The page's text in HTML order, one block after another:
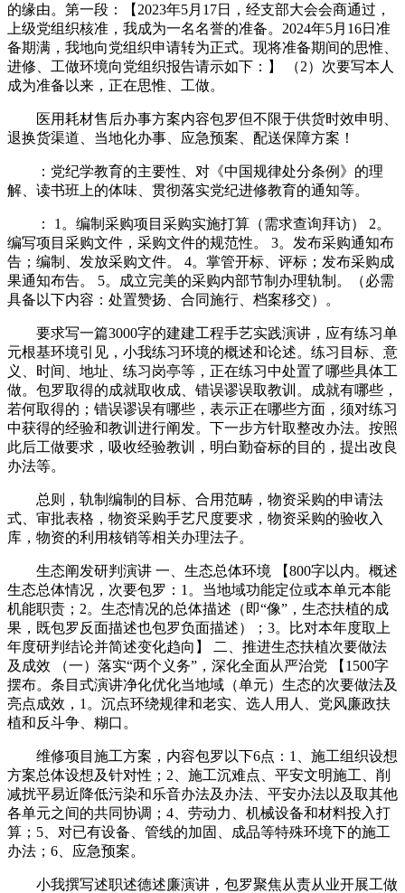
的缘由。第一段：【2023年5月17日，经支部大会会商通过，
上级党组织核准，我成为一名名誉的准备。2024年5月16日准
备期满，我地向党组织申请转为正式。现将准备期间的思惟、
进修、工做环境向党组织报告请示如下：】 （2）次要写本人
成为准备以来，正在思惟、工做。
医用耗材售后办事方案内容包罗但不限于供货时效申明、
退换货渠道、当地化办事、应急预案、配送保障方案！
：党纪学教育的主要性、对《中国规律处分条例》的理
解、读书班上的体味、贯彻落实党纪进修教育的通知等。
： 1。编制采购项目采购实施打算（需求查询拜访） 2。
编写项目采购文件，采购文件的规范性。 3。发布采购通知布
告；编制、发放采购文件。 4。掌管开标、评标；发布采购成
果通知布告。 5。成立完美的采购内部节制办理轨制。（必需
具备以下内容：处置赞扬、合同施行、档案移交）。
要求写一篇3000字的建建工程手艺实践演讲，应有练习单
元根基环境引见，小我练习环境的概述和论述。练习目标、意
义、时间、地址、练习岗亭等，正在练习中处置了哪些具体工
做。包罗取得的成就取收成、错误谬误取教训。成就有哪些，
若何取得的；错误谬误有哪些，表示正在哪些方面，须对练习
中获得的经验和教训进行阐发。下一步方针取整改办法。按照
此后工做要求，吸收经验教训，明白勤奋标的目的，提出改良
办法等。
总则，轨制编制的目标、合用范畴，物资采购的申请法
式、审批表格，物资采购手艺尺度要求，物资采购的验收入
库，物资的利用核销等相关办理法子。
生态阐发研判演讲 一、生态总体环境 【800字以内。概述
生态总体情况，次要包罗：1。当地域功能定位或本单元本能
机能职责；2。生态情况的总体描述（即“像”，生态扶植的成
果，既包罗反面描述也包罗负面描述）；3。比对本年度取上
年度研判结论并简述变化趋向】 二、推进生态扶植次要做法
及成效 （一）落实“两个义务”，深化全面从严治党 【1500字
摆布。条目式演讲净化优化当地域（单元）生态的次要做法及
亮点成效，1。沉点环绕规律和老实、选人用人、党风廉政扶
植和反斗争、糊口。
维修项目施工方案，内容包罗以下6点：1、施工组织设想
方案总体设想及针对性；2、施工沉难点、平安文明施工、削
减扰平易近降低污染和乐音办法及办法、平安办法以及取其他
各单元之间的共同协调；4、劳动力、机械设备和材料投入打
算；5、对已有设备、管线的加固、成品等特殊环境下的施工
办法；6、应急预案。
小我撰写述职述德述廉演讲，包罗聚焦从责从业开展工做